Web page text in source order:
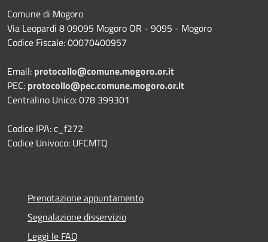
Comune di Mogoro
Via Leopardi 8 09095 Mogoro OR - 9095 - Mogoro
Codice Fiscale: 00070400957
Email: protocollo@comune.mogoro.or.it
PEC: protocollo@pec.comune.mogoro.or.it
Centralino Unico: 078 399301
Codice IPA: c_f272
Codice Univoco: UFCMTQ
Prenotazione appuntamento
Segnalazione disservizio
Leggi le FAQ